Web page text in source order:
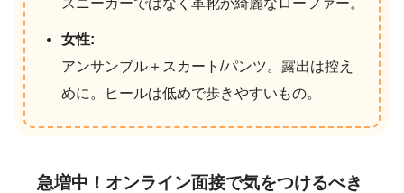
女性:
アンサンブル＋スカート/パンツ。露出は控え
めに。ヒールは低めで歩きやすいもの。
急増中！オンライン面接で気をつけるべき